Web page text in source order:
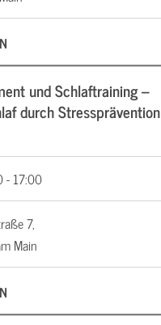
und Schlaftraining –
durch Stressprävention
- 17:00
7,
Main